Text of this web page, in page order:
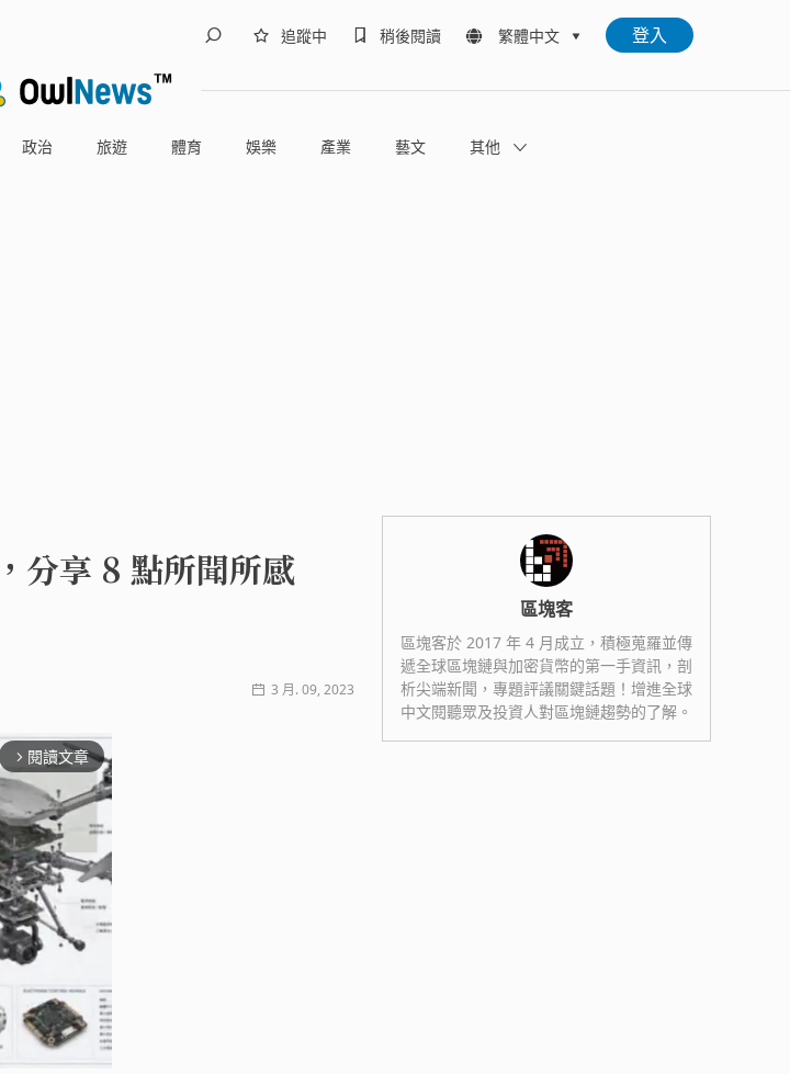
追蹤中 稍後閱讀 繁體中文 登入
政治 旅遊 體育 娛樂 產業 藝文 其他
分享 8 點所聞所感
3 月. 09, 2023
arrow_forward_ios 閱讀文章
區塊客
區塊客於 2017 年 4 月成立，積極蒐羅並傳
遞全球區塊鏈與加密貨幣的第一手資訊，剖
析尖端新聞，專題評議關鍵話題！增進全球
中文閱聽眾及投資人對區塊鏈趨勢的了解。